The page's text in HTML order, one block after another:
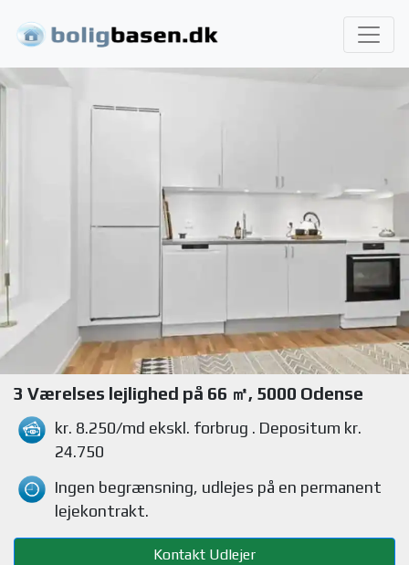
3 Værelses lejlighed på 66 ㎡, 5000 Odense
kr. 8.250/md ekskl. forbrug . Depositum kr.
24.750
Ingen begrænsning, udlejes på en permanent
lejekontrakt.
Kontakt Udlejer